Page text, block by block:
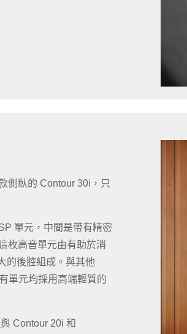
側臥的 Contour 30i，只
單元，中間是帶有精密
枚高音單元由有助於消
的後腔組成。與其他
單元均採用高端輕質的
Contour 20i 和